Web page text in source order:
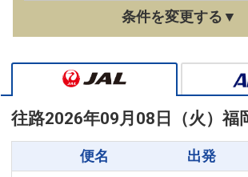
条件を変更する▼
往路2026年09月08日（火）福
便名 出発